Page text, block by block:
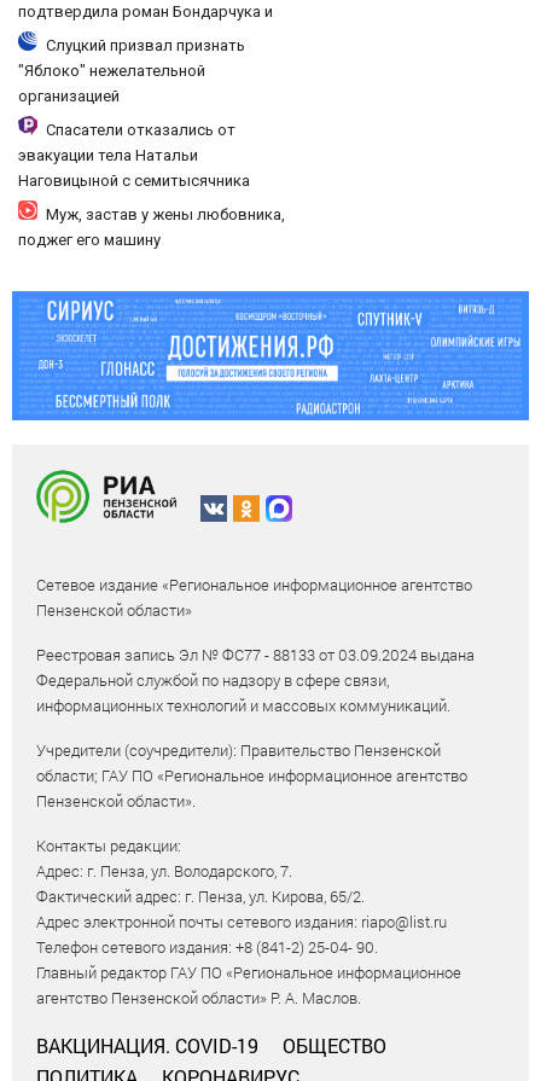
подтвердила роман Бондарчука и
Исаковой
Слуцкий призвал признать
"Яблоко" нежелательной
организацией
Спасатели отказались от
эвакуации тела Натальи
Наговицыной с семитысячника
Муж, застав у жены любовника,
поджег его машину
Сетевое издание «Региональное информационное агентство
Пензенской области»
Реестровая запись Эл № ФС77 - 88133 от 03.09.2024 выдана
Федеральной службой по надзору в сфере связи,
информационных технологий и массовых коммуникаций.
Учредители (соучредители): Правительство Пензенской
области; ГАУ ПО «Региональное информационное агентство
Пензенской области».
Контакты редакции:
Адрес: г. Пенза, ул. Володарского, 7.
Фактический адрес: г. Пенза, ул. Кирова, 65/2.
Адрес электронной почты сетевого издания: riapo@list.ru
Телефон сетевого издания: +8 (841-2) 25-04- 90.
Главный редактор ГАУ ПО «Региональное информационное
агентство Пензенской области» Р. А. Маслов.
ВАКЦИНАЦИЯ. COVID-19
ОБЩЕСТВО